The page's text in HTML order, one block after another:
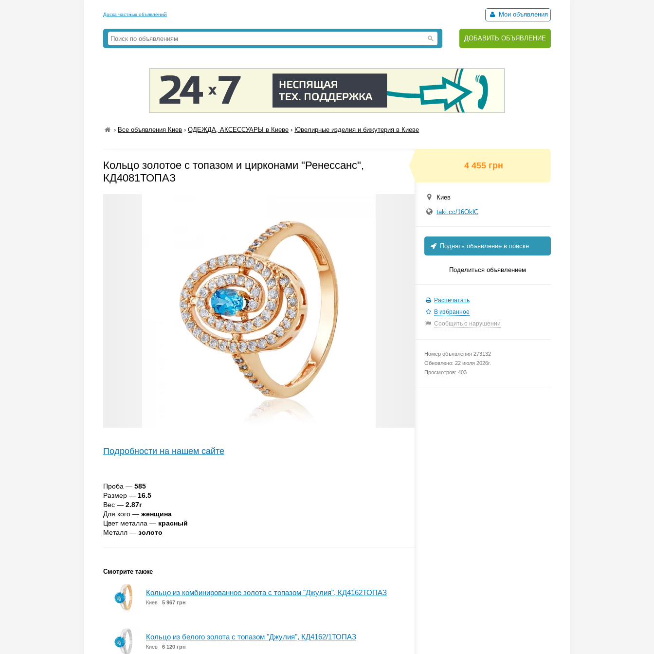
Доска частных объявлений Мои объявления
ДОБАВИТЬ ОБЪЯВЛЕНИЕ
› Все объявления Киев ›ОДЕЖДА, АКСЕССУАРЫ в Киеве › Ювелирные изделия и бижутерия в Киеве
Кольцо золотое с топазом и цирконами "Ренессанс",
КД4081ТОПАЗ
Подробности на нашем сайте
Проба — 585
Размер — 16.5
Вес — 2.87г
Для кого — женщина
Цвет металла — красный
Металл — золото
Смотрите также
Кольцо из комбинированное золота с топазом "Джулия", КД4162ТОПАЗ
Киев 5 967 грн
Кольцо из белого золота с топазом "Джулия", КД4162/1ТОПАЗ
Киев 6 120 грн
4 455 грн
Киев
taki.cc/16OklC
Поднять объявление в поиске
Поделиться объявлением
Распечатать
В избранное
Сообщить о нарушении
Номер объявления 273132
Обновлено: 22 июля 2026г.
Просмотров: 403